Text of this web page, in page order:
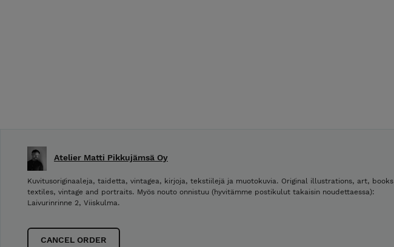
Atelier Matti Pikkujämsä Oy
Kuvitusoriginaaleja, taidetta, vintagea, kirjoja, tekstiilejä ja muotokuvia. Original illustrations, art, books
textiles, vintage and portraits. Myös nouto onnistuu (hyvitämme postikulut takaisin noudettaessa):
Laivurinrinne 2, Viiskulma.
CANCEL ORDER